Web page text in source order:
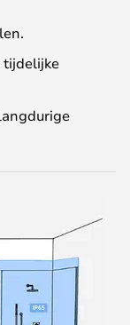
tijdelijke